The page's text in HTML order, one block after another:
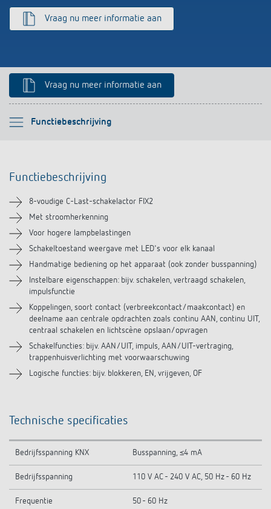
Impulsrelais: licht eenvoudig, efficiënt en
Vraag nu meer informatie aan
Vraag nu meer informatie aan
Functiebeschrijving
Selecteer alstublieft
Technische informatie
Downloads
Soortgelijke producten
Functiebeschrijving
8-voudige C-Last-schakelactor FIX2
Met stroomherkenning
Voor hogere lampbelastingen
Schakeltoestand weergave met LED's voor elk kanaal
Handmatige bediening op het apparaat (ook zonder busspanning)
Instelbare eigenschappen: bijv. schakelen, vertraagd schakelen,
impulsfunctie
Koppelingen, soort contact (verbreekcontact/maakcontact) en
deelname aan centrale opdrachten zoals continu AAN, continu UIT,
centraal schakelen en lichtscène opslaan/opvragen
Schakelfuncties: bijv. AAN/UIT, impuls, AAN/UIT-vertraging,
trappenhuisverlichting met voorwaarschuwing
Logische functies: bijv. blokkeren, EN, vrijgeven, OF
Technische specificaties
Bedrijfsspanning KNX Busspanning, ≤4 mA
Bedrijfsspanning 110 V AC - 240 V AC, 50 Hz - 60 Hz
Frequentie 50 - 60 Hz